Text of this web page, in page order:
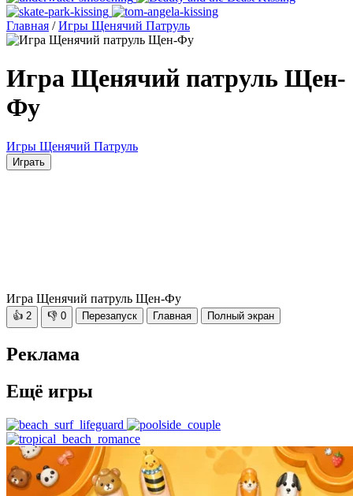
Главная / Игры Щенячий Патруль
Игра Щенячий патруль Щен-
Фу
Игры Щенячий Патруль
Играть
Игра Щенячий патруль Щен-Фу
👍 2 👎 0 Перезапуск Главная Полный экран
Реклама
Ещё игры